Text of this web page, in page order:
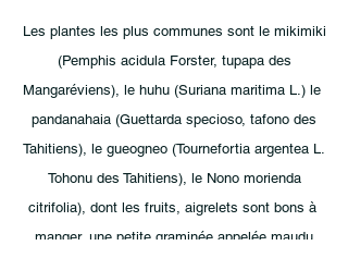
Les plantes les plus communes sont le mikimiki
(Pemphis acidula Forster, tupapa des
Mangaréviens), le huhu (Suriana maritima L.) le
pandanahaia (Guettarda specioso, tafono des
Tahitiens), le gueogneo (Tournefortia argentea L.
Tohonu des Tahitiens), le Nono morienda
citrifolia), dont les fruits, aigrelets sont bons à
manger, une petite graminée appelée maudu